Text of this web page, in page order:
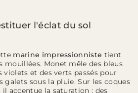
l'éclat du sol
marine impressionniste tient
mouillées. Monet mêle des bleus
violets et des verts passés pour
galets sous la pluie. Sur les coques
il accentue la saturation : des